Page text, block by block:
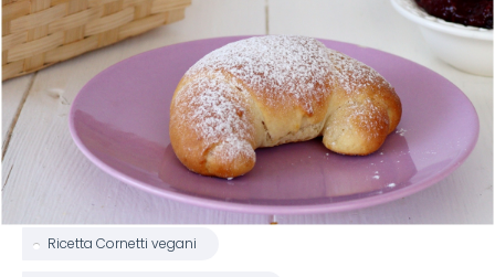
Ricetta Cornetti vegani